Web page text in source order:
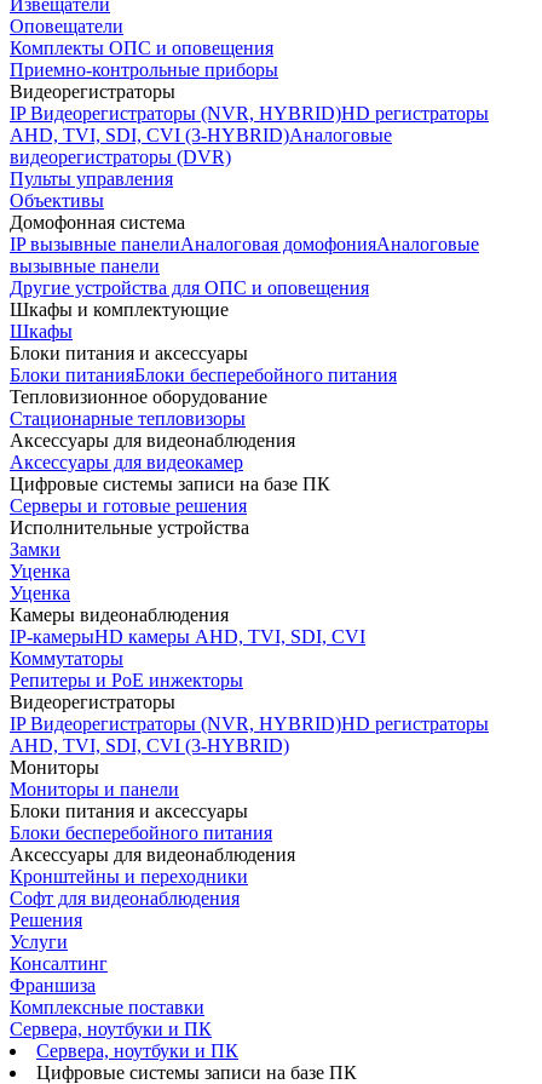
Извещатели
Оповещатели
Комплекты ОПС и оповещения
Приемно-контрольные приборы
Видеорегистраторы
IP Видеорегистраторы (NVR, HYBRID)HD регистраторы
AHD, TVI, SDI, CVI (3-HYBRID)Аналоговые
видеорегистраторы (DVR)
Пульты управления
Объективы
Домофонная система
IP вызывные панелиАналоговая домофонияАналоговые
вызывные панели
Другие устройства для ОПС и оповещения
Шкафы и комплектующие
Шкафы
Блоки питания и аксессуары
Блоки питанияБлоки бесперебойного питания
Тепловизионное оборудование
Стационарные тепловизоры
Аксессуары для видеонаблюдения
Аксессуары для видеокамер
Цифровые системы записи на базе ПК
Серверы и готовые решения
Исполнительные устройства
Замки
Уценка
Уценка
Камеры видеонаблюдения
IP-камерыHD камеры AHD, TVI, SDI, CVI
Коммутаторы
Репитеры и PoE инжекторы
Видеорегистраторы
IP Видеорегистраторы (NVR, HYBRID)HD регистраторы
AHD, TVI, SDI, CVI (3-HYBRID)
Мониторы
Мониторы и панели
Блоки питания и аксессуары
Блоки бесперебойного питания
Аксессуары для видеонаблюдения
Кронштейны и переходники
Софт для видеонаблюдения
Решения
Услуги
Консалтинг
Франшиза
Комплексные поставки
Сервера, ноутбуки и ПК
Сервера, ноутбуки и ПК
Цифровые системы записи на базе ПК